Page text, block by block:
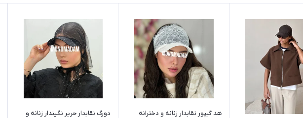
هد گیپور نقابدار زنانه و دخترانه
دورگ نقابدار حریر نگیندار زنانه و